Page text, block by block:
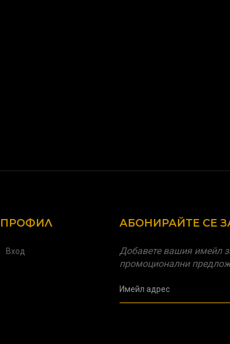
ПРОФИЛ
Вход
АБОНИРАЙТЕ СЕ
Добавете вашия имейл
промоционални